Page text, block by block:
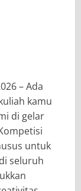
– Ada
kamu
di gelar
untuk
seluruh